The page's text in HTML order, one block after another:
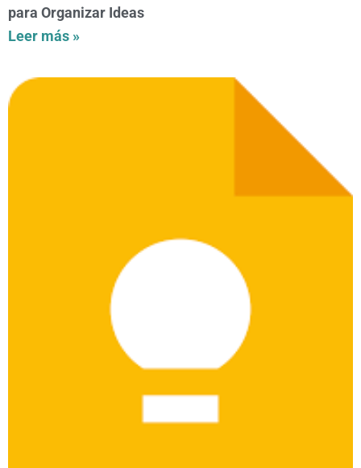
para Organizar Ideas
Leer más »